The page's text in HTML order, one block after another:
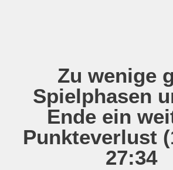
Zu wenige
Spielphasen
Ende ein
Punkteverlust
27:34